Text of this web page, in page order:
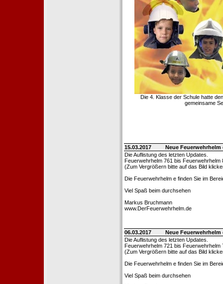
Die 4. Klasse der Schule hatte
gemeinsame
15.03.2017
Neue
Die Auflistung des letzten Updates.
Feuerwehrhelm 761 bis Feuerwehrhelm
(Zum Vergrößern bitte auf das Bild
Die Feuerwehrhelm e finden Sie im
Viel Spaß beim durchsehen
Markus Bruchmann
www.DerFeuerwehrhelm.de
06.03.2017
Neue
Die Auflistung des letzten Updates.
Feuerwehrhelm 721 bis Feuerwehrhelm
(Zum Vergrößern bitte auf das Bild
Die Feuerwehrhelm e finden Sie im
Viel Spaß beim durchsehen